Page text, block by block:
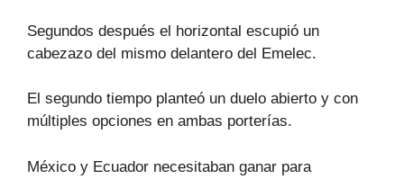
Segundos después el horizontal escupió un
cabezazo del mismo delantero del Emelec.
El segundo tiempo planteó un duelo abierto y con
múltiples opciones en ambas porterías.
México y Ecuador necesitaban ganar para